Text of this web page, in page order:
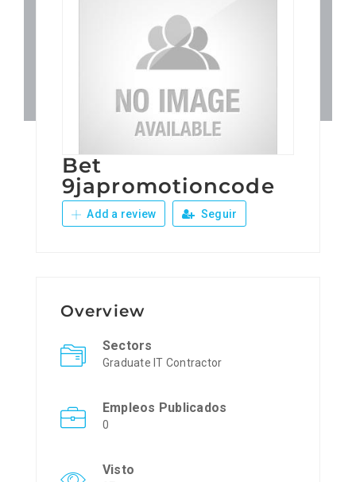
Junta Local Desarrollo
Adiestramientos
Sobre Nosotros
Bet
9japromotioncode
Add a review Seguir
Overview
Sectors
Graduate IT Contractor
Empleos Publicados
0
Visto